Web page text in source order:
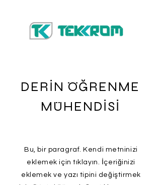
DERİN ÖĞRENME
MÜHENDİSİ
Bu, bir paragraf. Kendi metninizi
eklemek için tıklayın. İçeriğinizi
eklemek ve yazı tipini değiştirmek